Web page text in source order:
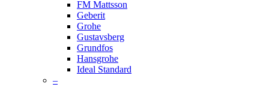
FM Mattsson
Geberit
Grohe
Gustavsberg
Grundfos
Hansgrohe
Ideal Standard
–